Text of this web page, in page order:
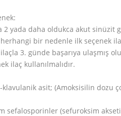
2 yada daha oldukca akut sinüzit
bir nedenle ilk seçenek
3. günde başarıya ulaşmış
ilaç kullanılmalıdır.
asit; (Amoksisilin dozu
sefalosporinler (sefuroksim